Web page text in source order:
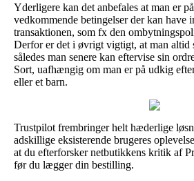
Yderligere kan det anbefales at man er
vedkommende betingelser der kan have
transaktionen, som fx den
Derfor er det i øvrigt vigtigt, at man altid
således man senere kan eftervise sin
Sort, uafhængig om man er på udkig
eller et barn.
Trustpilot frembringer helt hæderlige
adskillige eksisterende brugeres
at du efterforsker netbutikkens kritik af
før du lægger din bestilling.